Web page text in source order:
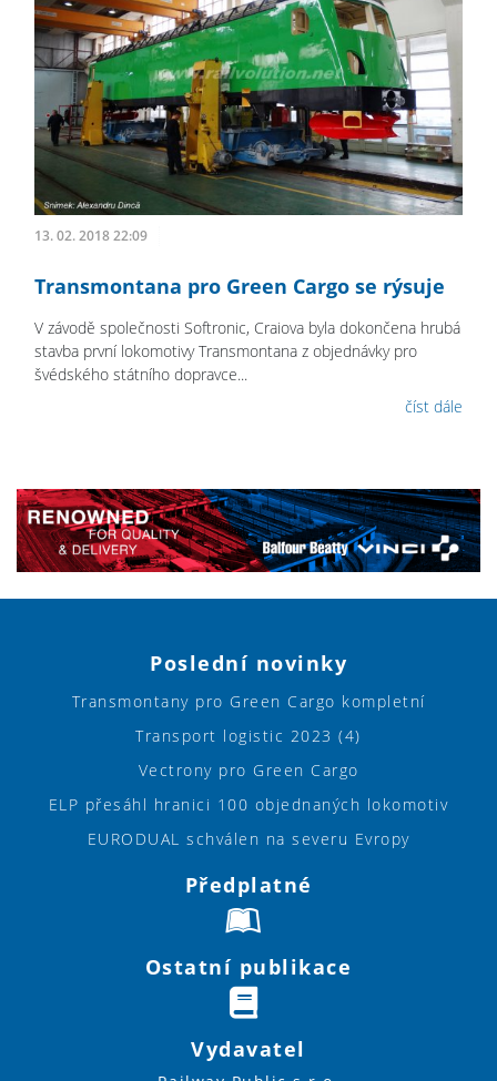
13. 02. 2018 22:09
Transmontana pro Green Cargo se rýsuje
V závodě společnosti Softronic, Craiova byla dokončena hrubá
stavba první lokomotivy Transmontana z objednávky pro
švédského státního dopravce...
číst dále
Poslední novinky
Transmontany pro Green Cargo kompletní
Transport logistic 2023 (4)
Vectrony pro Green Cargo
ELP přesáhl hranici 100 objednaných lokomotiv
EURODUAL schválen na severu Evropy
Předplatné
Ostatní publikace
Vydavatel